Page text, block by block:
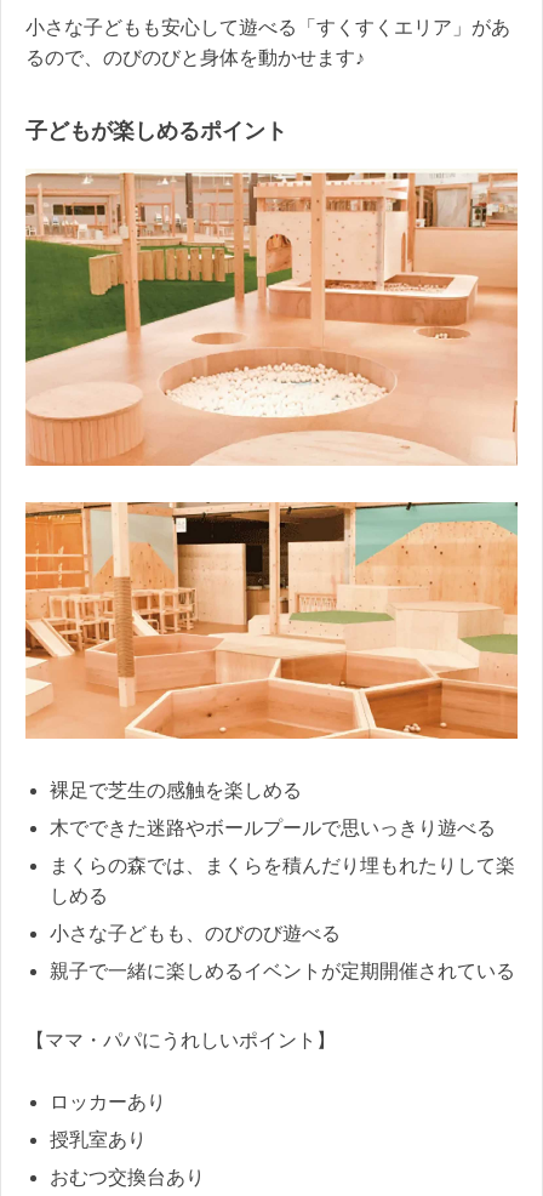
小さな子どもも安心して遊べる「すくすくエリア」があ
るので、のびのびと身体を動かせます♪
子どもが楽しめるポイント
裸足で芝生の感触を楽しめる
木でできた迷路やボールプールで思いっきり遊べる
まくらの森では、まくらを積んだり埋もれたりして楽
しめる
小さな子どもも、のびのび遊べる
親子で一緒に楽しめるイベントが定期開催されている
【ママ・パパにうれしいポイント】
ロッカーあり
授乳室あり
おむつ交換台あり